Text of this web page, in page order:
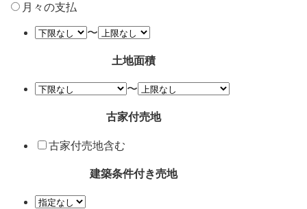
月々の支払
〜
土地面積
〜
古家付売地
古家付売地含む
建築条件付き売地